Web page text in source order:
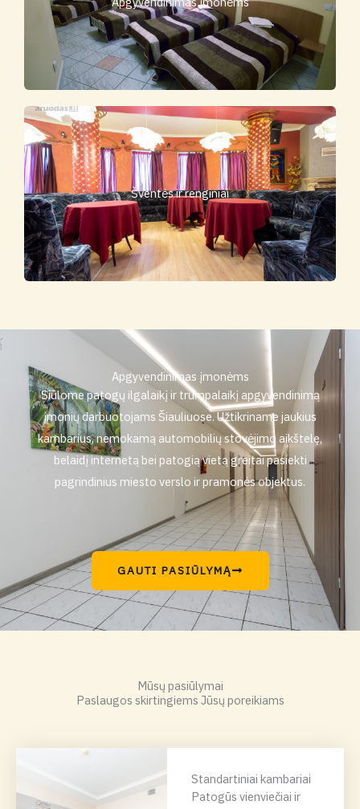
Šventės ir renginiai
Apgyvendinimas įmonėms
Siūlome patogų ilgalaikį ir trumpalaikį apgyvendinimą
įmonių darbuotojams Šiauliuose. Užtikriname jaukius
kambarius, nemokamą automobilių stovėjimo aikštelę,
belaidį internetą bei patogią vietą greitai pasiekti
pagrindinius miesto verslo ir pramonės objektus.
GAUTI PASIŪLYMĄ
Mūsų pasiūlymai
Paslaugos skirtingiems Jūsų poreikiams
Standartiniai kambariai
Patogūs vienviečiai ir